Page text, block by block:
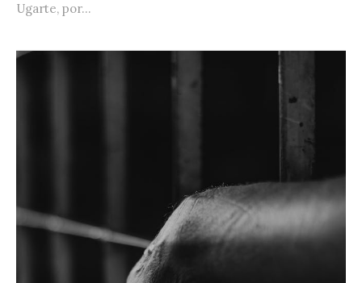
Ugarte, por...